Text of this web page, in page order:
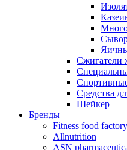
Сжигатели
Средства
Шейкер
Бренды
Fitness food factory
Allnutrition
ASN